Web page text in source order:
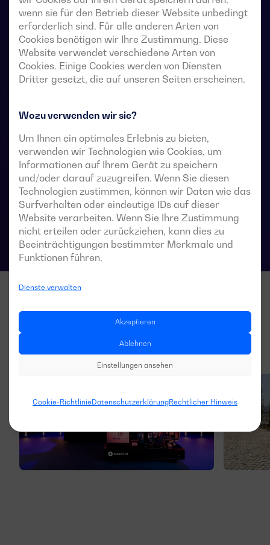
wenn sie für den Betrieb dieser Website unbedingt
erforderlich sind. Für alle anderen Arten von
Cookies benötigen wir Ihre Zustimmung. Diese
Website verwendet verschiedene Arten von
Cookies. Einige Cookies werden von Diensten
Dritter gesetzt, die auf unseren Seiten erscheinen.
Wozu verwenden wir sie?
Um Ihnen ein optimales Erlebnis zu bieten,
verwenden wir Technologien wie Cookies, um
Informationen auf Ihrem Gerät zu speichern
und/oder darauf zuzugreifen. Wenn Sie diesen
Technologien zustimmen, können wir Daten wie das
Surfverhalten oder eindeutige IDs auf dieser
Website verarbeiten. Wenn Sie Ihre Zustimmung
nicht erteilen oder zurückziehen, kann dies zu
Beeinträchtigungen bestimmter Merkmale und
Funktionen führen.
Dienste verwalten
Akzeptieren
Ablehnen
Einstellungen ansehen
Cookie-RichtlinieDatenschutzerklärungRechtlicher Hinweis
Unterbrechung. Sie ermöglichen die Lastumschaltung
von zwei Drehstromquellen über potentialfreie
Fernkontakte von einer externen automatischen
Steuerung mit Impulslogik oder einem Schalter.
Sie sind für den Einsatz in Niederspannungs-
kurze Unterbrechung der Stromversorgung der Last
während der Umschaltung akzeptabel ist.
Technische Datenblätter für Umschalter